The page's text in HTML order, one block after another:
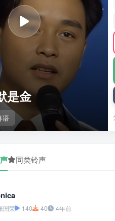
是金
语
同类铃声
国荣 140 40 4年前